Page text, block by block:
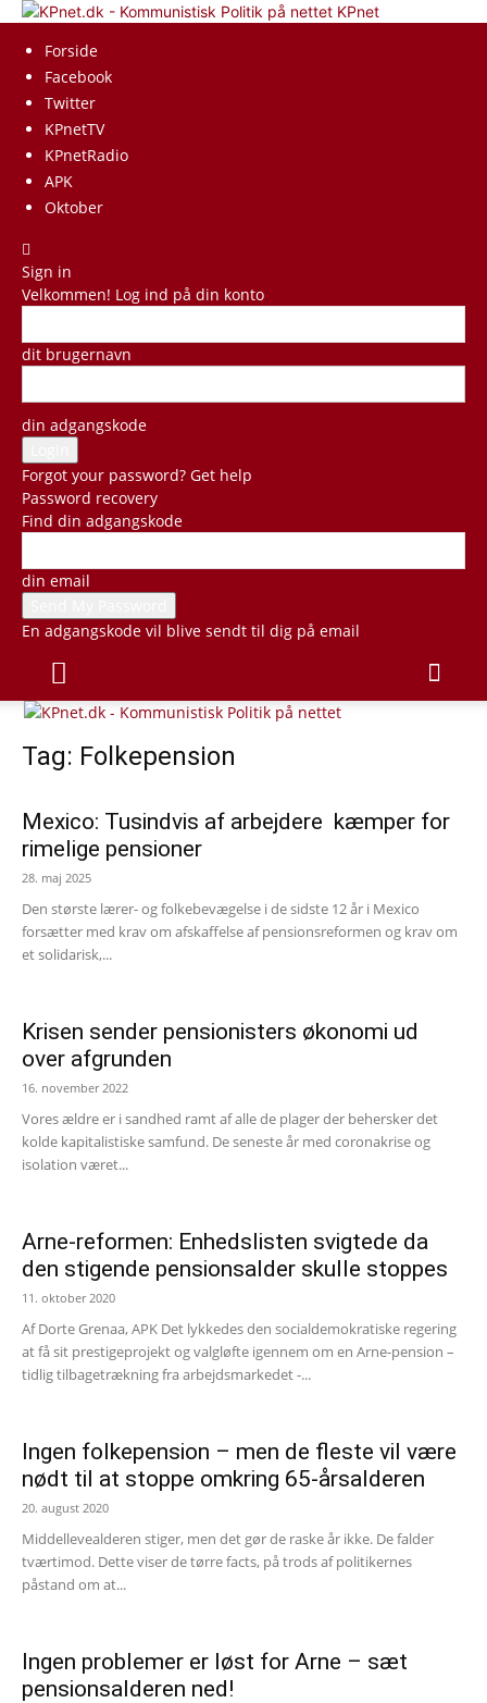
KPnet
Forside
Facebook
Twitter
KPnetTV
KPnetRadio
APK
Oktober
Sign in
Velkommen! Log ind på din konto
dit brugernavn
din adgangskode
Forgot your password? Get help
Password recovery
Find din adgangskode
din email
En adgangskode vil blive sendt til dig på email
Tag: Folkepension
Mexico: Tusindvis af arbejdere kæmper for
rimelige pensioner
28. maj 2025
Den største lærer- og folkebevægelse i de sidste 12 år i Mexico
forsætter med krav om afskaffelse af pensionsreformen og krav om
et solidarisk,...
Krisen sender pensionisters økonomi ud
over afgrunden
16. november 2022
Vores ældre er i sandhed ramt af alle de plager der behersker det
kolde kapitalistiske samfund. De seneste år med coronakrise og
isolation været...
Arne-reformen: Enhedslisten svigtede da
den stigende pensionsalder skulle stoppes
11. oktober 2020
Af Dorte Grenaa, APK Det lykkedes den socialdemokratiske regering
at få sit prestigeprojekt og valgløfte igennem om en Arne-pension –
tidlig tilbagetrækning fra arbejdsmarkedet -...
Ingen folkepension – men de fleste vil være
nødt til at stoppe omkring 65-årsalderen
20. august 2020
Middellevealderen stiger, men det gør de raske år ikke. De falder
tværtimod. Dette viser de tørre facts, på trods af politikernes
påstand om at...
Ingen problemer er løst for Arne – sæt
pensionsalderen ned!